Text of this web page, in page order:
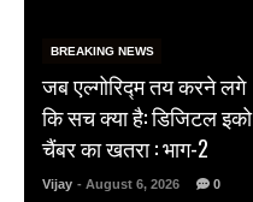
BREAKING NEWS
जब एल्गोरिद्म तय करने लगे
कि सच क्या है: डिजिटल इको
चैंबर का खतरा : भाग-2
Vijay - August 6, 2026 0